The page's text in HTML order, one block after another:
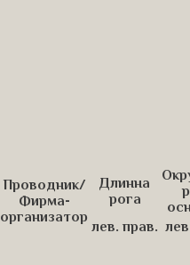
Проводник/
Фирма-
организатор
Длинна
рога
лев. прав.